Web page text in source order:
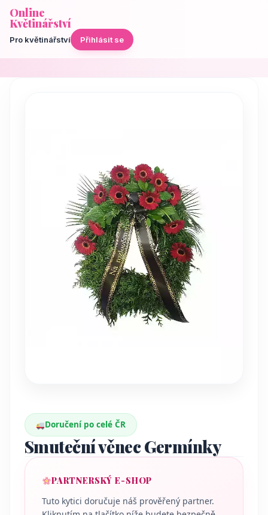
Online
Květinářství
Pro květinářství Přihlásit se
Doručení po celé ČR
Smuteční věnec Germínky
PARTNERSKÝ E-SHOP
Tuto kytici doručuje náš prověřený partner.